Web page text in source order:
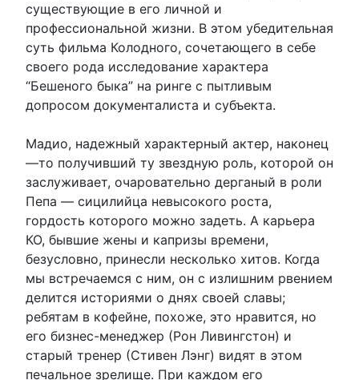
существующие в его личной и
профессиональной жизни. В этом убедительная
суть фильма Колодного, сочетающего в себе
своего рода исследование характера
“Бешеного быка” на ринге с пытливым
допросом документалиста и субъекта.
Мадио, надежный характерный актер, наконец
—то получивший ту звездную роль, которой он
заслуживает, очаровательно дерганый в роли
Пепа — сицилийца невысокого роста,
гордость которого можно задеть. А карьера
КО, бывшие жены и капризы времени,
безусловно, принесли несколько хитов. Когда
мы встречаемся с ним, он с излишним рвением
делится историями о днях своей славы;
ребятам в кофейне, похоже, это нравится, но
его бизнес-менеджер (Рон Ливингстон) и
старый тренер (Стивен Лэнг) видят в этом
печальное зрелище. При каждом его